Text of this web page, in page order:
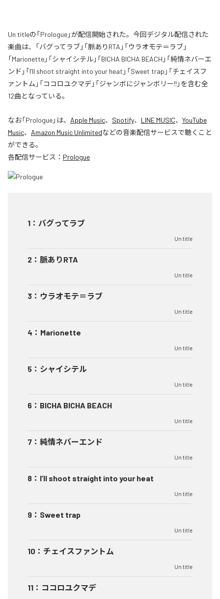
Un titleの「Prologue」が配信開始された。今回デジタル配信された
楽曲は、「バグってラブ」「脈ありRTA」「ウラオモテ＝ラブ」
「Marionette」「シャイシテル」「BICHA BICHA BEACH」「純情ネバーエ
ンド」「I’ll shoot straight into your heat」「Sweet trap」「チェイスフ
ァントム」「ココロユクマデ」「ジャンボにジャンボリー!!」を含む全
12曲となっている。
なお「Prologue」は、 Apple Music、 Spotify、 LINE MUSIC、 YouTube
Music、 Amazon Music Unlimitedなどの音楽配信サービスで聴くこと
ができる。
各配信サービス： Prologue
1 ： バグってラブ
Un title
2 ： 脈ありRTA
Un title
3 ： ウラオモテ＝ラブ
Un title
4 ： Marionette
Un title
5 ： シャイシテル
Un title
6 ： BICHA BICHA BEACH
Un title
7 ： 純情ネバーエンド
Un title
8 ： I’ll shoot straight into your heat
Un title
9 ： Sweet trap
Un title
10 ： チェイスファントム
Un title
11 ： ココロユクマデ